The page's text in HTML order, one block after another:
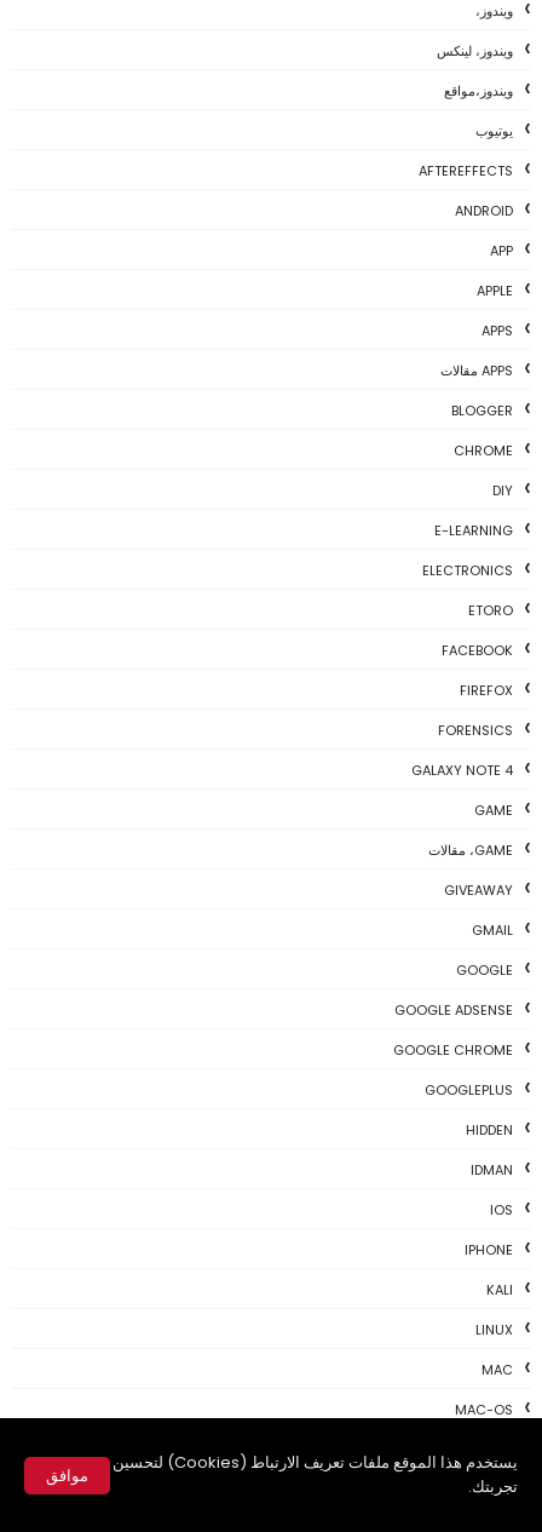
يستخدم هذا الموقع ملفات تعريف الارتباط (Cookies) لتحسين
تجربتك.
موافق
ويندوز،
ويندوز، لينكس
ويندوز،مواقع
يوتيوب
AFTEREFFECTS
ANDROID
APP
APPLE
APPS
APPS مقالات
BLOGGER
CHROME
DIY
E-LEARNING
ELECTRONICS
ETORO
FACEBOOK
FIREFOX
FORENSICS
GALAXY NOTE 4
GAME
GAME، مقالات
GIVEAWAY
GMAIL
GOOGLE
GOOGLE ADSENSE
GOOGLE CHROME
GOOGLEPLUS
HIDDEN
IDMAN
IOS
IPHONE
KALI
LINUX
MAC
MAC-OS
MICROSOFT